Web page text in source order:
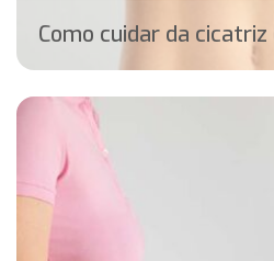
Como cuidar da